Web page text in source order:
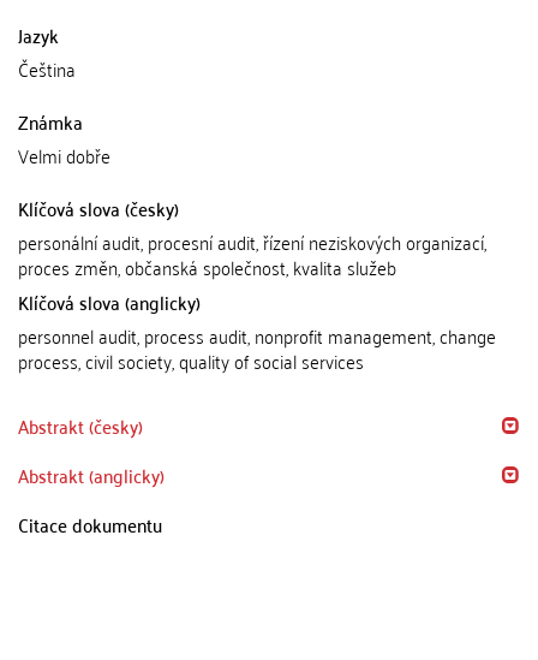
Jazyk
Čeština
Známka
Velmi dobře
Klíčová slova (česky)
personální audit, procesní audit, řízení neziskových organizací,
proces změn, občanská společnost, kvalita služeb
Klíčová slova (anglicky)
personnel audit, process audit, nonprofit management, change
process, civil society, quality of social services
Abstrakt (česky)
Abstrakt (anglicky)
Citace dokumentu